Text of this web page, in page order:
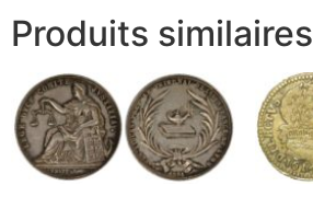
Produits similaires